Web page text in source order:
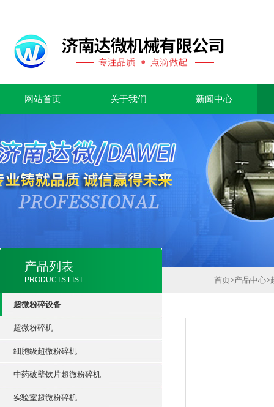
网站首页 关于我们 新闻中心
产品列表
PRODUCTS LIST
超微粉碎设备
超微粉碎机
细胞级超微粉碎机
中药破壁饮片超微粉碎机
实验室超微粉碎机
首页>产品中心>